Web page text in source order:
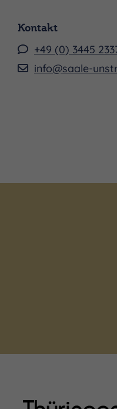
Kontakt
+49 (0) 3445
info@saale-